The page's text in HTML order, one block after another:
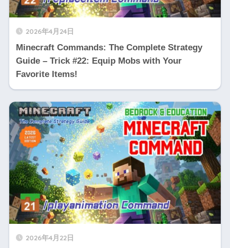
2026年4月24日
Minecraft Commands: The Complete Strategy
Guide – Trick #22: Equip Mobs with Your
Favorite Items!
2026年4月22日